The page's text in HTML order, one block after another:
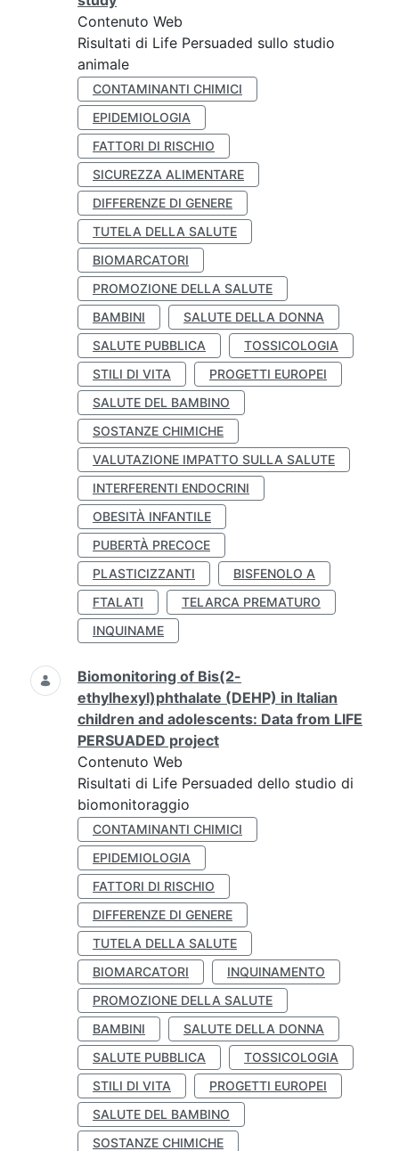
Contenuto Web
Risultati di Life Persuaded sullo studio
animale
CONTAMINANTI CHIMICI
EPIDEMIOLOGIA
FATTORI DI RISCHIO
SICUREZZA ALIMENTARE
DIFFERENZE DI GENERE
TUTELA DELLA SALUTE
BIOMARCATORI
PROMOZIONE DELLA SALUTE
BAMBINI
SALUTE DELLA DONNA
SALUTE PUBBLICA
TOSSICOLOGIA
STILI DI VITA
PROGETTI EUROPEI
SALUTE DEL BAMBINO
SOSTANZE CHIMICHE
VALUTAZIONE IMPATTO SULLA SALUTE
INTERFERENTI ENDOCRINI
OBESITÀ INFANTILE
PUBERTÀ PRECOCE
PLASTICIZZANTI
BISFENOLO A
FTALATI
TELARCA PREMATURO
INQUINAME
Biomonitoring of Bis(2-
ethylhexyl)phthalate (DEHP) in Italian
children and adolescents: Data from LIFE
PERSUADED project
Contenuto Web
Risultati di Life Persuaded dello studio di
biomonitoraggio
CONTAMINANTI CHIMICI
EPIDEMIOLOGIA
FATTORI DI RISCHIO
DIFFERENZE DI GENERE
TUTELA DELLA SALUTE
BIOMARCATORI
INQUINAMENTO
PROMOZIONE DELLA SALUTE
BAMBINI
SALUTE DELLA DONNA
SALUTE PUBBLICA
TOSSICOLOGIA
STILI DI VITA
PROGETTI EUROPEI
SALUTE DEL BAMBINO
SOSTANZE CHIMICHE